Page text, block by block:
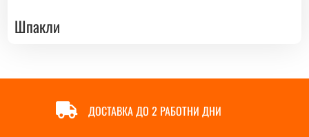
Шпакли
 ДОСТАВКА ДО 2 РАБОТНИ ДНИ